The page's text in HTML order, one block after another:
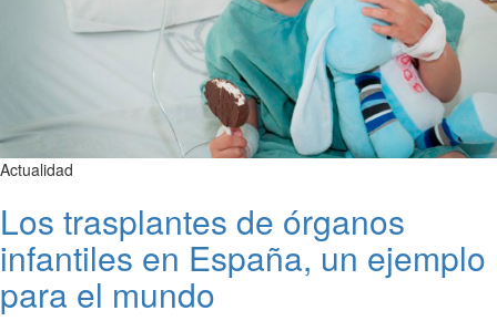
Actualidad
Los trasplantes de órganos
infantiles en España, un ejemplo
para el mundo